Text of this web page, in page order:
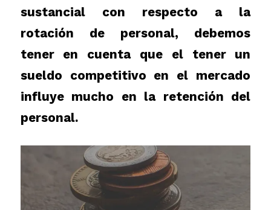
sustancial con respecto a la
rotación de personal, debemos
tener en cuenta que el tener un
sueldo competitivo en el mercado
influye mucho en la retención del
personal.